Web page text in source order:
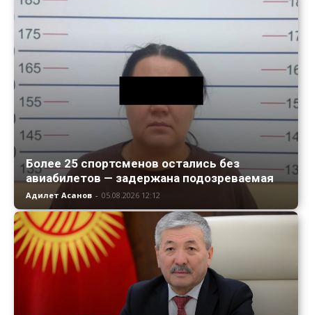
Более 25 спортсменов остались без
авиабилетов — задержана подозреваемая
Адилет Асанов - 05.08.2026 12:12